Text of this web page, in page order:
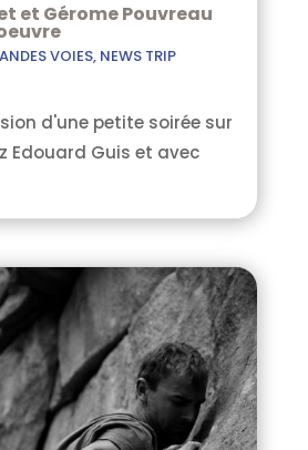
et Gérome Pouvreau
VOIES, NEWS TRIP
d'une petite soirée sur
Edouard Guis et avec